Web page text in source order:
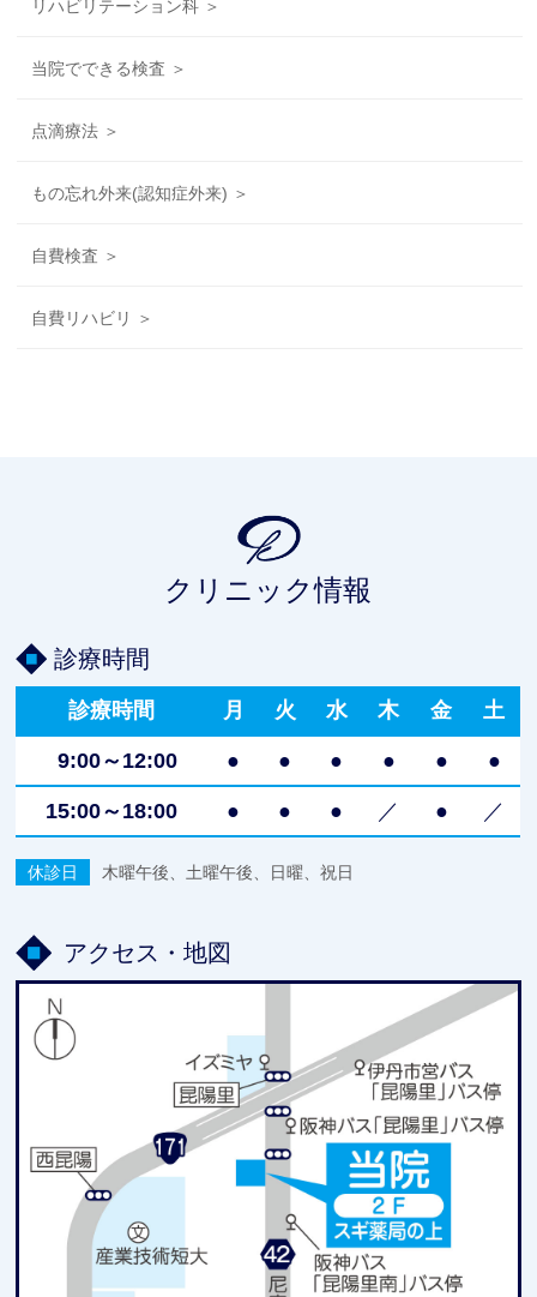
リハビリテーション科 ＞
当院でできる検査 ＞
点滴療法 ＞
もの忘れ外来(認知症外来) ＞
自費検査 ＞
自費リハビリ ＞
クリニック情報
診療時間
診療時間 月 火 水 木 金 土
9:00～12:00 ● ● ● ● ● ●
15:00～18:00 ● ● ● ／ ● ／
休診日 木曜午後、土曜午後、日曜、祝日
アクセス・地図